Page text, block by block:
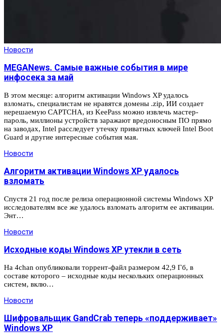
Новости
MEGANews. Самые важные события в мире
инфосека за май
В этом месяце: алгоритм активации Windows XP удалось
взломать, специалистам не нравятся домены .zip, ИИ создает
нерешаемую CAPTCHA, из KeePass можно извлечь мастер-
пароль, миллионы устройств заражают вредоносным ПО прямо
на заводах, Intel расследует утечку приватных ключей Intel Boot
Guard и другие интересные события мая.
Новости
Алгоритм активации Windows XP удалось
взломать
Спустя 21 год после релиза операционной системы Windows XP
исследователям все же удалось взломать алгоритм ее активации.
Энт…
Новости
Исходные коды Windows XP утекли в сеть
На 4chan опубликовали торрент-файл размером 42,9 Гб, в
составе которого – исходные коды нескольких операционных
систем, вклю…
Новости
Шифровальщик GandCrab теперь «поддерживает»
Windows XP